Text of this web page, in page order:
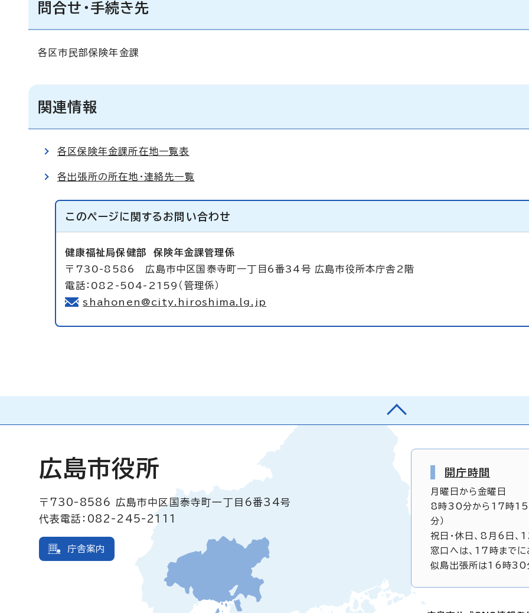
問合せ・手続き先
各区市民部保険年金課
関連情報
各区保険年金課所在地一覧表
各出張所の所在地・連絡先一覧
このページに関する お問い合わせ
健康福祉局保健部保険年金課管理係
〒730-8586 広島市中区国泰寺町一丁目6番34号 広島市役所本庁舎2階
電話：082-504-2159（管理係）
shahonen@city.hiroshima.lg.jp
広島市役所
〒730-8586
広島市中区国泰寺町一丁目6番34号
代表電話：082-245-2111
庁舎案内
開庁時間
月曜日から金曜日
8時30分から17時15
分）
祝日・休日、8月6日
窓口へは、17時までに
似島出張所は16時30